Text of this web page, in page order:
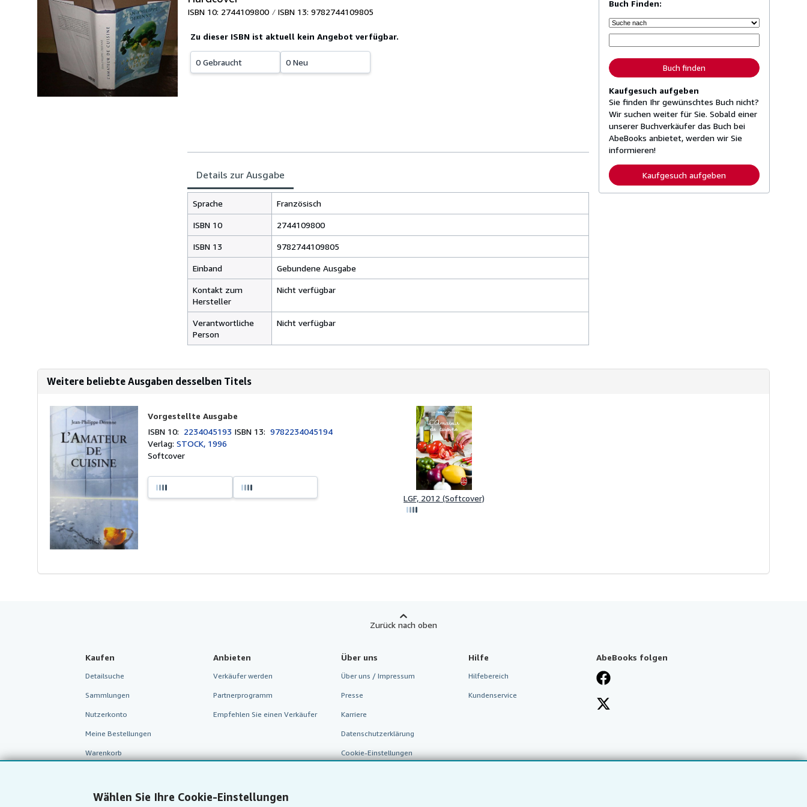
Wählen Sie Ihre Cookie-Einstellungen
ISBN 10: 2744109800 ISBN 13: 9782744109805
Zu dieser ISBN ist aktuell kein Angebot verfügbar.
0 Gebraucht 0 Neu
Details zur Ausgabe
Sprache Französisch
ISBN 10 2744109800
ISBN 13 9782744109805
Einband Gebundene Ausgabe
Kontakt zum
Hersteller
Nicht verfügbar
Verantwortliche
Person
Nicht verfügbar
Buch Finden:
Buch finden
Kaufgesuch aufgeben
Sie finden Ihr gewünschtes Buch nicht?
Wir suchen weiter für Sie. Sobald einer
unserer Buchverkäufer das Buch bei
AbeBooks anbietet, werden wir Sie
informieren!
Kaufgesuch aufgeben
Weitere beliebte Ausgaben desselben Titels
Vorgestellte Ausgabe
ISBN 10: 2234045193 ISBN 13:9782234045194
Verlag:STOCK, 1996
Softcover
LGF, 2012 (Softcover)
Zurück nach oben
Kaufen
Detailsuche
Sammlungen
Nutzerkonto
Meine Bestellungen
Warenkorb
Anbieten
Verkäufer werden
Partnerprogramm
Empfehlen Sie einen Verkäufer
Über uns
Über uns / Impressum
Presse
Karriere
Datenschutzerklärung
Cookie-Einstellungen
Hilfe
Hilfebereich
Kundenservice
AbeBooks folgen